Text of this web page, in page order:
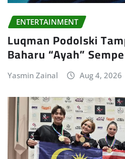
ENTERTAINMENT
Luqman Podolski
Baharu “Ayah”
Yasmin Zainal Aug 4, 2026